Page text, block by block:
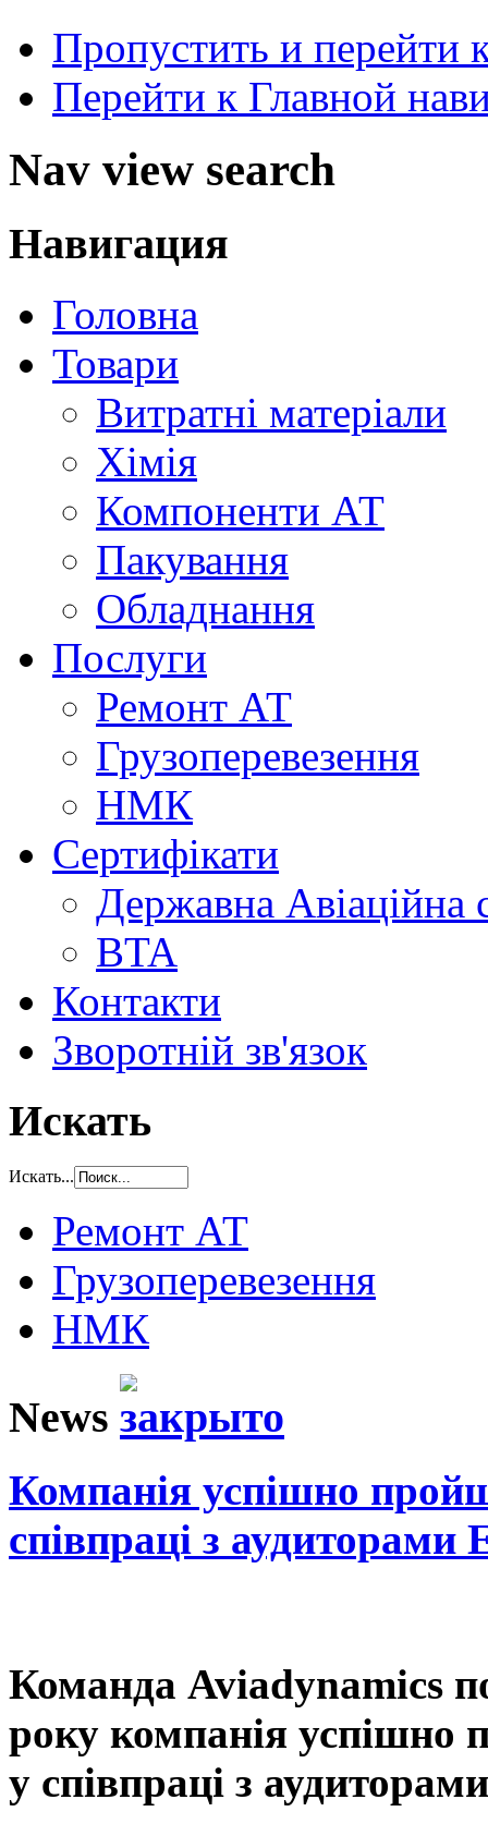
Пропустить и перейти
Перейти к Главной
Nav view search
Навигация
Головна
Товари
Витратні матеріали
Хімія
Компоненти АТ
Пакування
Обладнання
Послуги
Ремонт АТ
Грузоперевезення
НМК
Сертифікати
Державна Авіаційна
BTA
Контакти
Зворотній зв'язок
Искать
Искать...
Ремонт АТ
Грузоперевезення
НМК
News
Компанія успішно
співпраці з аудиторами
Команда Aviadynamics
року компанія успішно
у співпраці з